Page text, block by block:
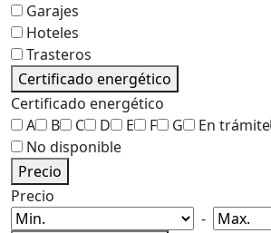
Garajes
Hoteles
Trasteros
Certificado energético
Certificado energético
A
B C D E F G En trámite
No disponible
Precio
Precio
-